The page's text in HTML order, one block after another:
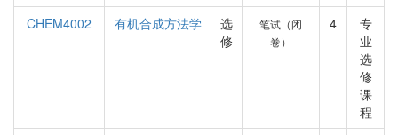
CHEM4002
有机合成方法学
选
修
笔试（闭
卷）
4
专
业
选
修
课
程